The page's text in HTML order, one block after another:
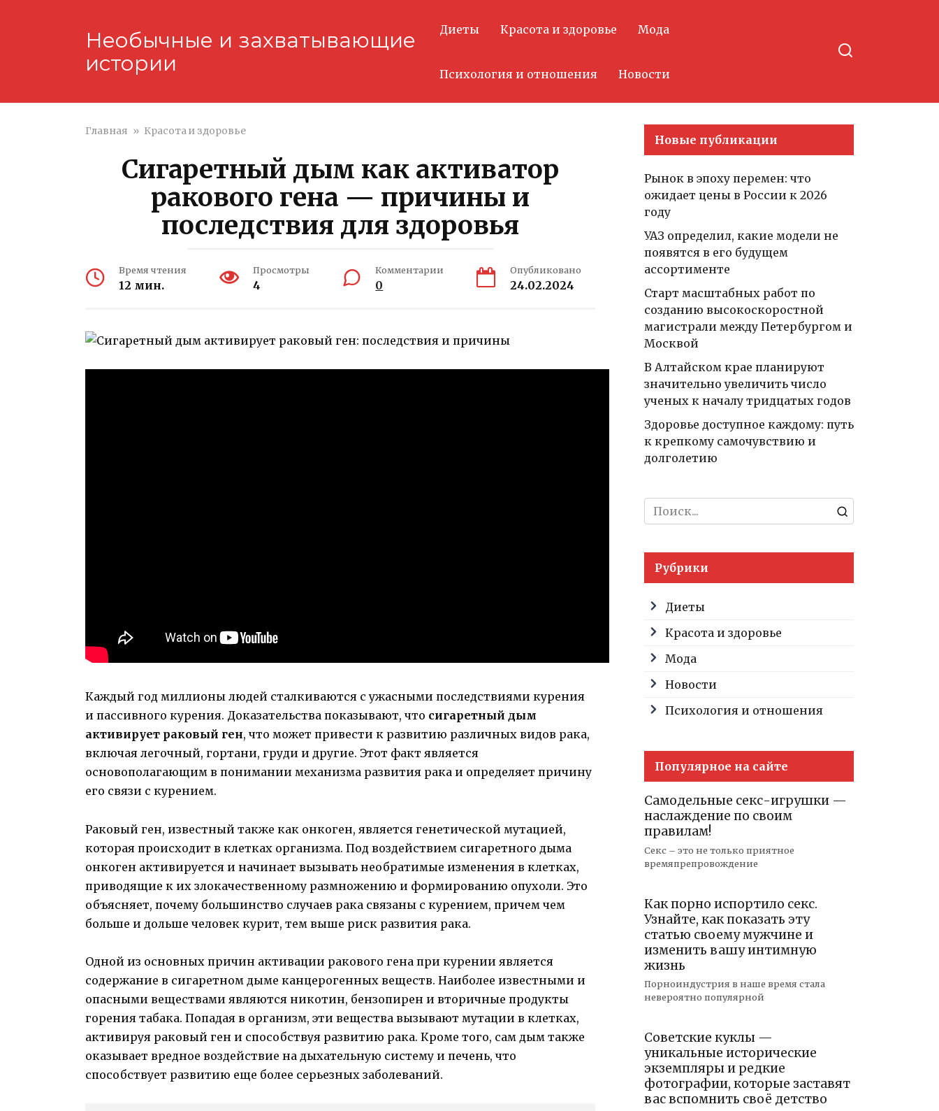
Необычные и захватывающие
истории
Диеты Красота и здоровье Мода
Психология и отношения Новости
Главная » Красота и здоровье
Сигаретный дым как активатор
ракового гена — причины и
последствия для здоровья
Время чтения
12 мин.
Просмотры
4
Комментарии
0
Опубликовано
24.02.2024
Каждый год миллионы людей сталкиваются с ужасными последствиями курения
и пассивного курения. Доказательства показывают, что сигаретный дым
активирует раковый ген, что может привести к развитию различных видов рака,
включая легочный, гортани, груди и другие. Этот факт является
основополагающим в понимании механизма развития рака и определяет причину
его связи с курением.
Раковый ген, известный также как онкоген, является генетической мутацией,
которая происходит в клетках организма. Под воздействием сигаретного дыма
онкоген активируется и начинает вызывать необратимые изменения в клетках,
приводящие к их злокачественному размножению и формированию опухоли. Это
объясняет, почему большинство случаев рака связаны с курением, причем чем
больше и дольше человек курит, тем выше риск развития рака.
Одной из основных причин активации ракового гена при курении является
содержание в сигаретном дыме канцерогенных веществ. Наиболее известными и
опасными веществами являются никотин, бензопирен и вторичные продукты
горения табака. Попадая в организм, эти вещества вызывают мутации в клетках,
активируя раковый ген и способствуя развитию рака. Кроме того, сам дым также
оказывает вредное воздействие на дыхательную систему и печень, что
способствует развитию еще более серьезных заболеваний.
Новые публикации
Рынок в эпоху перемен: что
ожидает цены в России к 2026
году
УАЗ определил, какие модели не
появятся в его будущем
ассортименте
Старт масштабных работ по
созданию высокоскоростной
магистрали между Петербургом и
Москвой
В Алтайском крае планируют
значительно увеличить число
ученых к началу тридцатых годов
Здоровье доступное каждому: путь
к крепкому самочувствию и
долголетию
Search
for:
Рубрики
Диеты
Красота и здоровье
Мода
Новости
Психология и отношения
Популярное на сайте
Самодельные секс-игрушки —
наслаждение по своим
правилам!
Секс – это не только приятное
времяпрепровождение
Как порно испортило секс.
Узнайте, как показать эту
статью своему мужчине и
изменить вашу интимную
жизнь
Порноиндустрия в наше время стала
невероятно популярной
Советские куклы —
уникальные исторические
экземпляры и редкие
фотографии, которые заставят
вас вспомнить своё детство